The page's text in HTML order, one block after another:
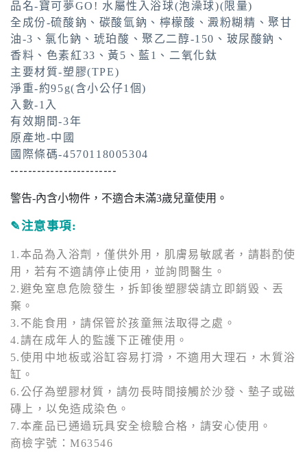
品名-寶可夢GO! 水屬性入浴球(泡澡球)(限量)
全成份-硫酸鈉、碳酸氫鈉、檸檬酸、澱粉糊精、聚甘
油-3、氯化鈉、琥珀酸、聚乙二醇-150、玻尿酸鈉、
香料、色素紅33、黃5、藍1、二氧化鈦
主要材質-塑膠(TPE)
淨重-約95g(含小公仔1個)
入數-1入
有效期間-3年
原產地-中國
國際條碼-4570118005304
------------------------
警告-內含小物件，不適合未滿3歲兒童使用。
✎注意事項:
1.本品為入浴劑，僅供外用，肌膚易敏感者，請斟酌使
用，若有不適請停止使用，並詢問醫生。
2.避免窒息危險發生，拆卸後塑膠袋請立即銷毀、丟
棄。
3.不能食用，請保管於孩童無法取得之處。
4.請在成年人的監護下正確使用。
5.使用中地板或浴缸容易打滑，不適用大理石，木質浴
缸。
6.公仔為塑膠材質，請勿長時間接觸於沙發、墊子或磁
磚上，以免造成染色。
7.本產品已通過玩具安全檢驗合格，請安心使用。
商檢字號：M63546